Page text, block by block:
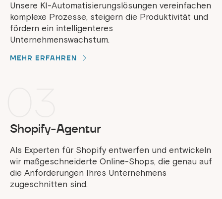
Unsere KI-Automatisierungslösungen vereinfachen
komplexe Prozesse, steigern die Produktivität und
fördern ein intelligenteres
Unternehmenswachstum.
MEHR ERFAHREN
Shopify-Agentur
Als Experten für Shopify entwerfen und entwickeln
wir maßgeschneiderte Online-Shops, die genau auf
die Anforderungen Ihres Unternehmens
zugeschnitten sind.